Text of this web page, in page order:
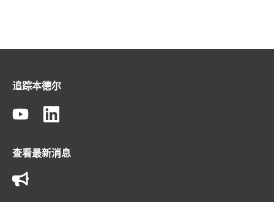
追踪本德尔
查看最新消息